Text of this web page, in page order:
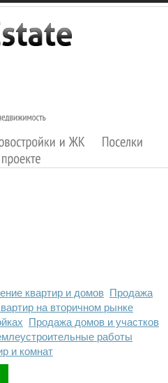
квартир и домов Продажа
на вторичном рынке
Продажа домов и участков
работы
и комнат